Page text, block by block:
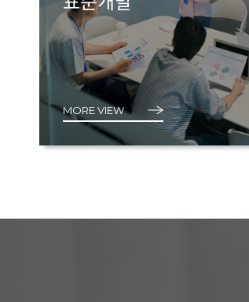
MORE VIEW